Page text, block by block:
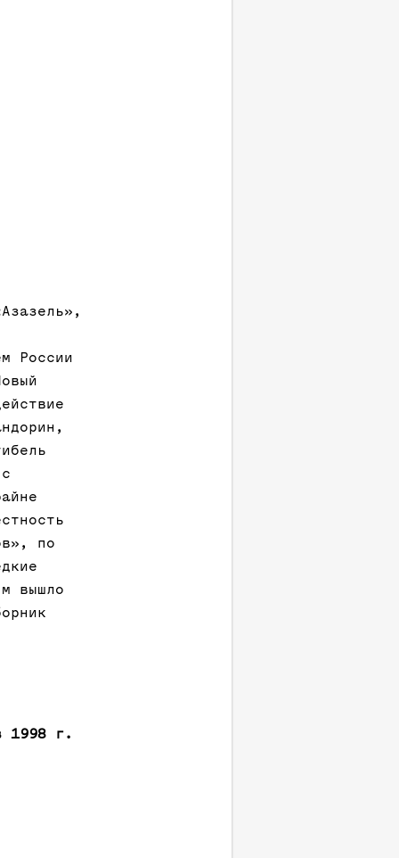
России
по
вышло
1998 г.